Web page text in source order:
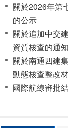
關於2026年第
的公示
關於追加中交
資質核查的通知
關於南通四建
動態核查整改
國際航線審批